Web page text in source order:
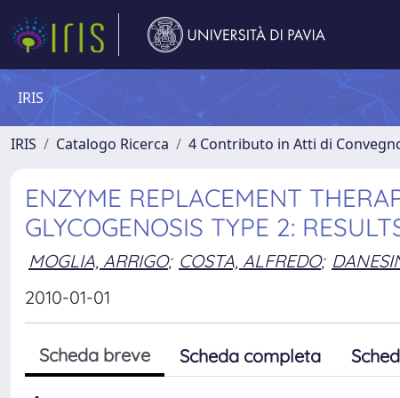
IRIS
IRIS Catalogo Ricerca 4 Contributo in Atti di
ENZYME REPLACEMENT
GLYCOGENOSIS TYPE 2:
MOGLIA, ARRIGO; COSTA, ALFREDO;
2010-01-01
Scheda breve Scheda completa